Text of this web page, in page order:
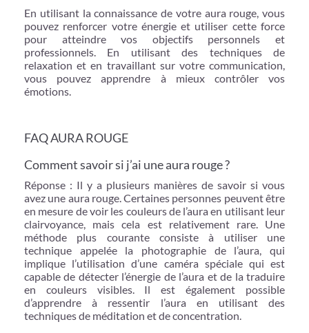
En utilisant la connaissance de votre aura rouge, vous
pouvez renforcer votre énergie et utiliser cette force
pour atteindre vos objectifs personnels et
professionnels. En utilisant des techniques de
relaxation et en travaillant sur votre communication,
vous pouvez apprendre à mieux contrôler vos
émotions.
FAQ AURA ROUGE
Comment savoir si j’ai une aura rouge ?
Réponse : Il y a plusieurs manières de savoir si vous
avez une aura rouge. Certaines personnes peuvent être
en mesure de voir les couleurs de l’aura en utilisant leur
clairvoyance, mais cela est relativement rare. Une
méthode plus courante consiste à utiliser une
technique appelée la photographie de l’aura, qui
implique l’utilisation d’une caméra spéciale qui est
capable de détecter l’énergie de l’aura et de la traduire
en couleurs visibles. Il est également possible
d’apprendre à ressentir l’aura en utilisant des
techniques de méditation et de concentration.